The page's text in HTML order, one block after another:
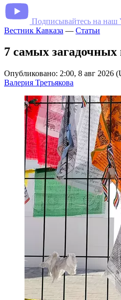
Подписывайтесь на наш
Вестник Кавказа — Статьи
7 самых загадочных
Опубликовано: 2:00, 8 авг 2026
Валерия Третьякова